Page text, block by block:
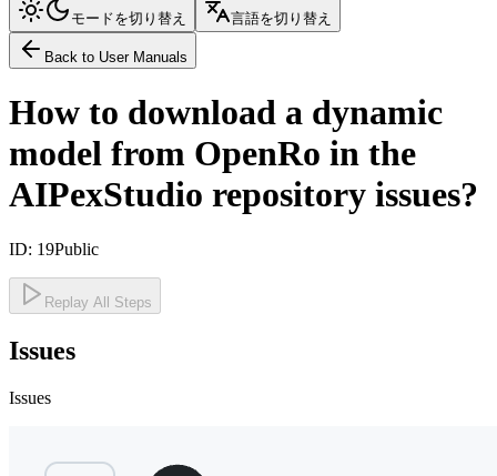
モードを切り替え 言語を切り替え
Back to User Manuals
How to download a dynamic
model from OpenRo in the
AIPexStudio repository issues?
ID: 19Public
Replay All Steps
Issues
Issues